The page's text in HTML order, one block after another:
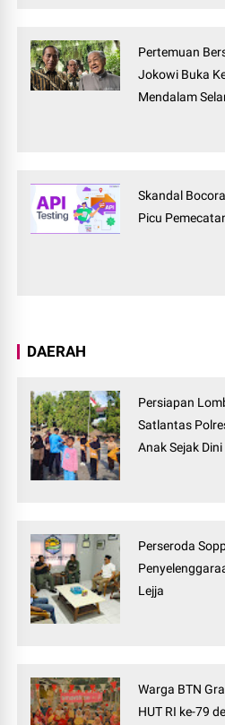
Pertemuan
Jokowi Buka
Mendalam
Skandal
Picu
DAERAH
Persiapan
Satlantas
Anak Sejak Dini
Perseroda
Lejja
Warga BTN
HUT RI ke-79